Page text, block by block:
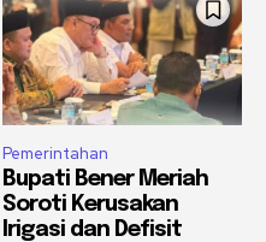
Pemerintahan
Bupati Bener Meriah
Soroti Kerusakan
Irigasi dan Defisit